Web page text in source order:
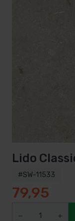
Lido
#SW-11533
79,95